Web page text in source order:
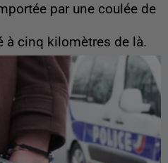
par une coulée de
à cinq kilomètres de là.